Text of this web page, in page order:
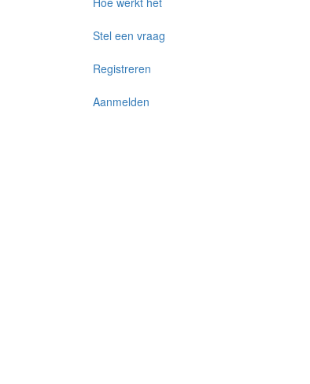
Stel een vraag
Registreren
Aanmelden